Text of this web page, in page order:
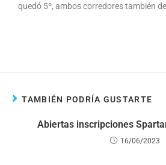
quedó 5º, ambos corredores también
TAMBIÉN PODRÍA GUSTARTE
Abiertas inscripciones
16/06/2023